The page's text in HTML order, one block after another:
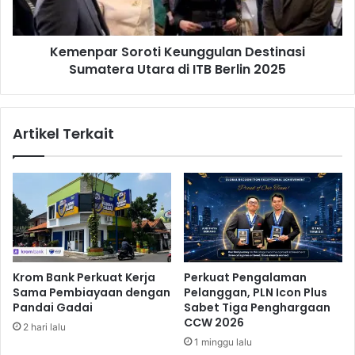
e
i
e
r
k
e
m
b
a
g
S
K
g
g
u
l
n
D
s
Kemenpar Soroti Keunggulan Destinasi
Sumatera Utara di ITB Berlin 2025
Artikel Terkait
Krom Bank Perkuat Kerja
Sama Pembiayaan dengan
Pandai Gadai
2 hari lalu
Perkuat Pengalaman
Pelanggan, PLN Icon Plus
Sabet Tiga Penghargaan
CCW 2026
1 minggu lalu